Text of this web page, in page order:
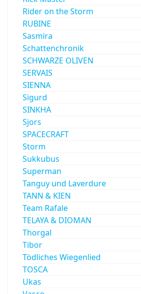
Rider on the Storm
RUBINE
Sasmira
Schattenchronik
SCHWARZE OLIVEN
SERVAIS
SIENNA
Sigurd
SINKHA
Sjors
SPACECRAFT
Storm
Sukkubus
Superman
Tanguy und Laverdure
TANN & KIEN
Team Rafale
TELAYA & DIOMAN
Thorgal
Tibor
Tödliches Wiegenlied
TOSCA
Ukas